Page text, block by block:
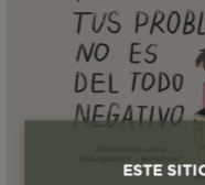
ESTE